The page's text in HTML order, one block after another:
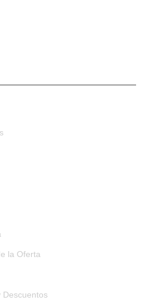
la Oferta
Descuentos